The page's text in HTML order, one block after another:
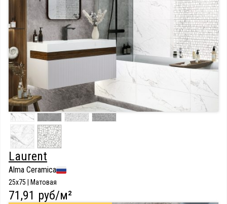
Laurent
Alma Ceramica
25x75 | Матовая
71,91 руб/м²